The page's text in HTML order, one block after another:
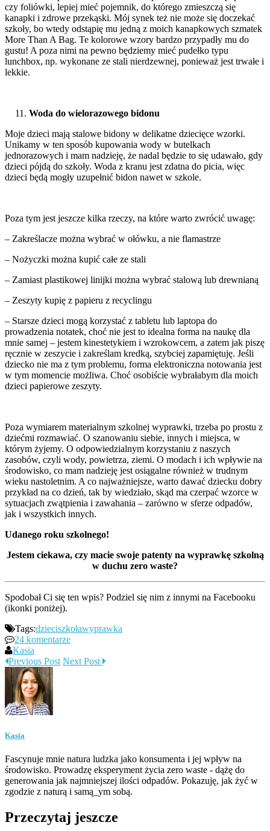
czy foliówki, lepiej mieć pojemnik, do którego zmieszczą się
kanapki i zdrowe przekąski. Mój synek też nie może się doczekać
szkoły, bo wtedy odstąpię mu jedną z moich kanapkowych szmatek
More Than A Bag. Te kolorowe wzory bardzo przypadły mu do
gustu! A poza nimi na pewno będziemy mieć pudełko typu
lunchbox, np. wykonane ze stali nierdzewnej, ponieważ jest trwałe i
lekkie.
Woda do wielorazowego bidonu
Moje dzieci mają stalowe bidony w delikatne dziecięce wzorki.
Unikamy w ten sposób kupowania wody w butelkach
jednorazowych i mam nadzieję, że nadal będzie to się udawało, gdy
dzieci pójdą do szkoły. Woda z kranu jest zdatna do picia, więc
dzieci będą mogły uzupełnić bidon nawet w szkole.
Poza tym jest jeszcze kilka rzeczy, na które warto zwrócić uwagę:
– Zakreślacze można wybrać w ołówku, a nie flamastrze
– Nożyczki można kupić całe ze stali
– Zamiast plastikowej linijki można wybrać stalową lub drewnianą
– Zeszyty kupię z papieru z recyclingu
– Starsze dzieci mogą korzystać z tabletu lub laptopa do
prowadzenia notatek, choć nie jest to idealna forma na naukę dla
mnie samej – jestem kinestetykiem i wzrokowcem, a zatem jak piszę
ręcznie w zeszycie i zakreślam kredką, szybciej zapamiętuję. Jeśli
dziecko nie ma z tym problemu, forma elektroniczna notowania jest
w tym momencie możliwa. Choć osobiście wybrałabym dla moich
dzieci papierowe zeszyty.
Poza wymiarem materialnym szkolnej wyprawki, trzeba po prostu z
dziećmi rozmawiać. O szanowaniu siebie, innych i miejsca, w
którym żyjemy. O odpowiedzialnym korzystaniu z naszych
zasobów, czyli wody, powietrza, ziemi. O modach i ich wpływie na
środowisko, co mam nadzieję jest osiągalne również w trudnym
wieku nastoletnim. A co najważniejsze, warto dawać dziecku dobry
przykład na co dzień, tak by wiedziało, skąd ma czerpać wzorce w
sytuacjach zwątpienia i zawahania – zarówno w sferze odpadów,
jak i wszystkich innych.
Udanego roku szkolnego!
Jestem ciekawa, czy macie swoje patenty na wyprawkę szkolną
w duchu zero waste?
Spodobał Ci się ten wpis? Podziel się nim z innymi na Facebooku
(ikonki poniżej).
Tags:dzieciszkoławyprawka
24 komentarze
Kasia
Previous Post Next Post
Kasia
Fascynuje mnie natura ludzka jako konsumenta i jej wpływ na
środowisko. Prowadzę eksperyment życia zero waste - dążę do
generowania jak najmniejszej ilości odpadów. Pokazuję, jak żyć w
zgodzie z naturą i samą_ym sobą.
Przeczytaj jeszcze